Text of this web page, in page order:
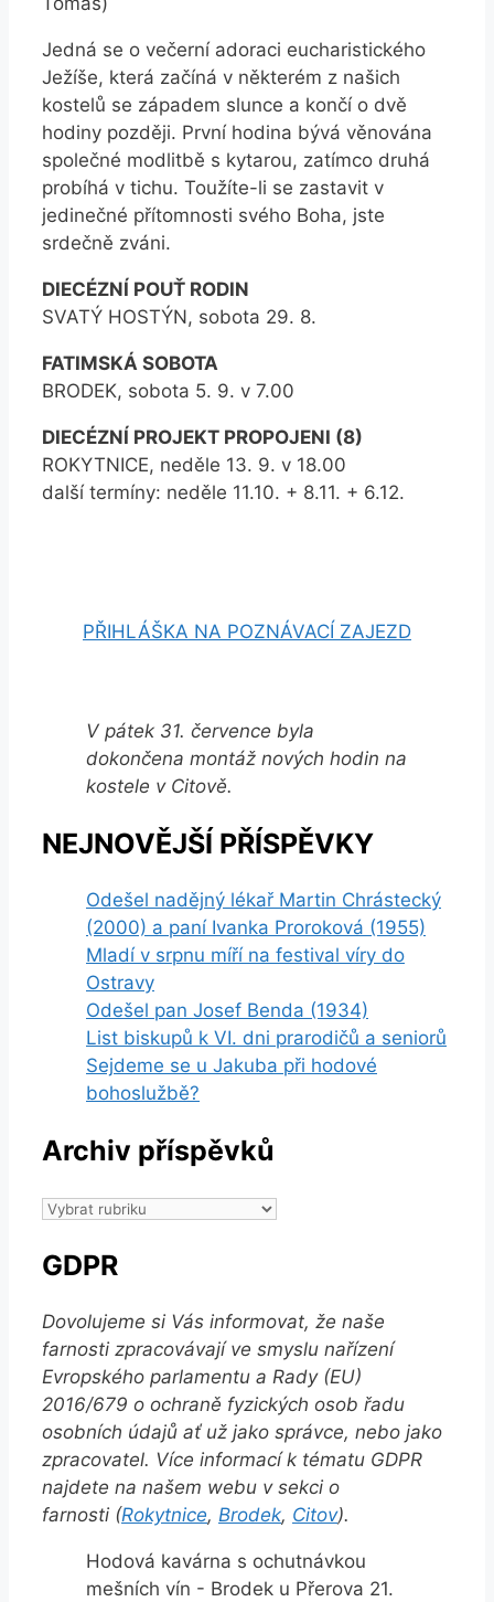
Jedná se o večerní adoraci eucharistického
Ježíše, která začíná v některém z našich
kostelů se západem slunce a končí o dvě
hodiny později. První hodina bývá věnována
společné modlitbě s kytarou, zatímco druhá
probíhá v tichu. Toužíte-li se zastavit v
jedinečné přítomnosti svého Boha, jste
srdečně zváni.
DIECÉZNÍ POUŤ RODIN
SVATÝ HOSTÝN, sobota 29. 8.
FATIMSKÁ SOBOTA
BRODEK, sobota 5. 9. v 7.00
DIECÉZNÍ PROJEKT PROPOJENI (8)
ROKYTNICE, neděle 13. 9. v 18.00
další termíny: neděle 11.10. + 8.11. + 6.12.
PŘIHLÁŠKA NA POZNÁVACÍ ZAJEZD
V pátek 31. července byla
dokončena montáž nových hodin na
kostele v Citově.
NEJNOVĚJŠÍ PŘÍSPĚVKY
Odešel nadějný lékař Martin Chrástecký
(2000) a paní Ivanka Proroková (1955)
Mladí v srpnu míří na festival víry do
Ostravy
Odešel pan Josef Benda (1934)
List biskupů k VI. dni prarodičů a seniorů
Sejdeme se u Jakuba při hodové
bohoslužbě?
Archiv příspěvků
Archiv
GDPR
Dovolujeme si Vás informovat, že naše
farnosti zpracovávají ve smyslu nařízení
Evropského parlamentu a Rady (EU)
2016/679 o ochraně fyzických osob řadu
osobních údajů ať už jako správce, nebo jako
zpracovatel. Více informací k tématu GDPR
najdete na našem webu v sekci o
farnosti (Rokytnice, Brodek, Citov).
Hodová kavárna s ochutnávkou
mešních vín - Brodek u Přerova 21.